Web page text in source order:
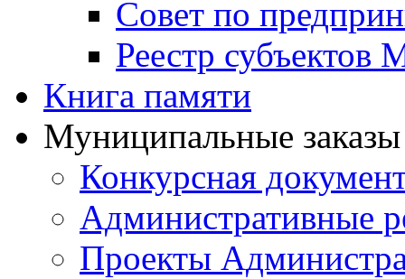
Совет по
Реестр
Книга памяти
Муниципальные
Конкурсная
Административные
Проекты